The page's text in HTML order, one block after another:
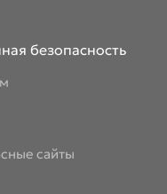
безопасность
сайты